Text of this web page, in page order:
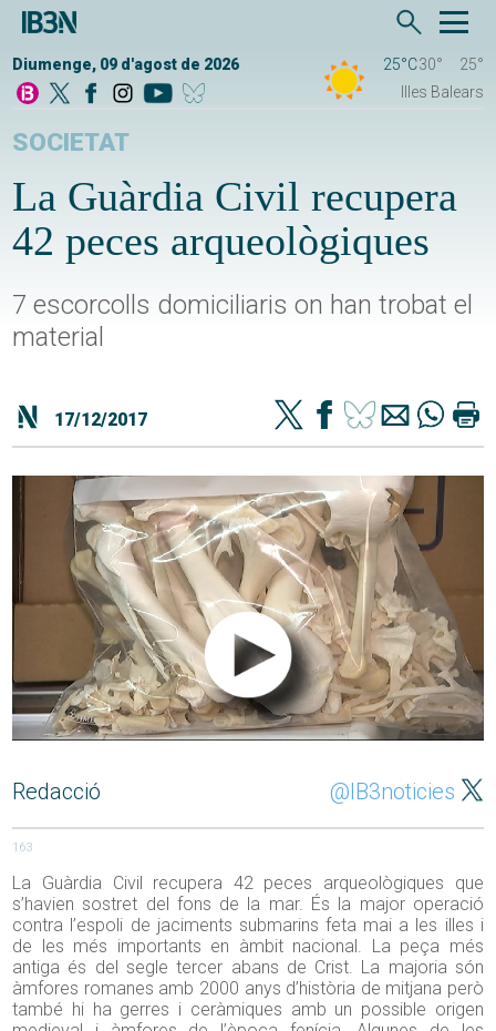
Diumenge, 09 d'agost de 2026 25°C30°
25°
Illes Balears
SOCIETAT
La Guàrdia Civil recupera
42 peces arqueològiques
7 escorcolls domiciliaris on han trobat el
material
17/12/2017
Redacció @IB3noticies
163
La Guàrdia Civil recupera 42 peces arqueològiques que
s’havien sostret del fons de la mar. És la major operació
contra l’espoli de jaciments submarins feta mai a les illes i
de les més importants en àmbit nacional. La peça més
antiga és del segle tercer abans de Crist. La majoria són
àmfores romanes amb 2000 anys d’història de mitjana però
també hi ha gerres i ceràmiques amb un possible origen